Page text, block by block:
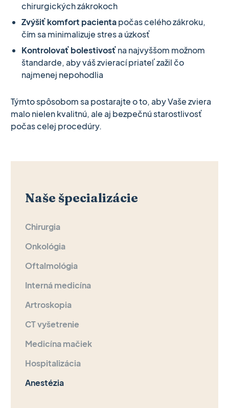
Naše špecializácie
Chirurgia
Onkológia
Oftalmológia
Interná medicína
Artroskopia
CT vyšetrenie
Medicína mačiek
Hospitalizácia
Anestézia
chirurgických zákrokoch
Zvýšiť komfort pacientapočas celého zákroku,
čím sa minimalizuje stres a úzkosť
Kontrolovať bolestivosťna najvyššom možnom
štandarde, aby váš zvierací priateľ zažil čo
najmenej nepohodlia
Týmto spôsobom sa postarajte o to, aby Vaše zviera
malo nielen kvalitnú, ale aj bezpečnú starostlivosť
počas celej procedúry.